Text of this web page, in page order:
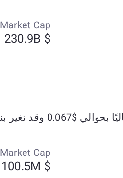
Market Cap
$ 230.9B
Market Cap
$ 100.5M